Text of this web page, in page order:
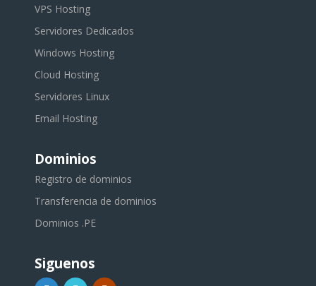
VPS Hosting
Servidores Dedicados
Windows Hosting
Cloud Hosting
Servidores Linux
Email Hosting
Dominios
Registro de dominios
Transferencia de dominios
Dominios .PE
Siguenos